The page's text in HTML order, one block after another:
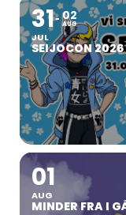
31
JUL
02
AUG
SEIJOCON 2026
01
AUG
MINDER FRA I